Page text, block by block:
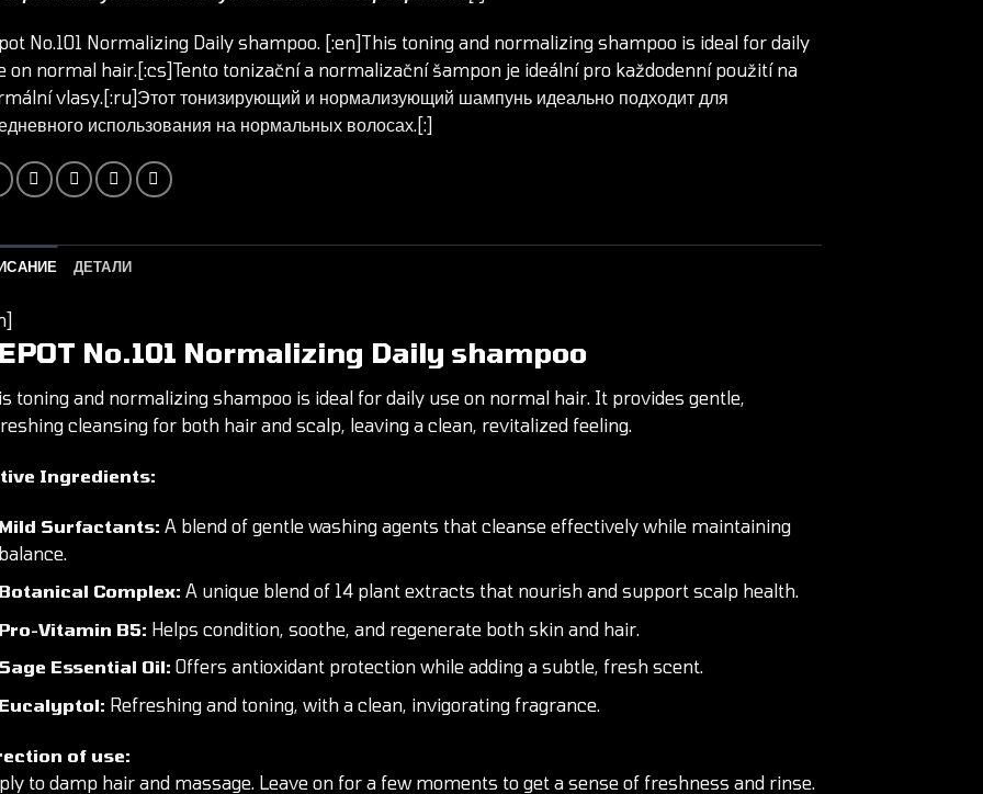
No.101 Normalizing Daily shampoo. [:en]This toning and normalizing shampoois ideal for daily
on normal hair.[:cs]Tento tonizační a normalizační šamponje ideální pro každodenní použití na
vlasy.[:ru]Этот тонизирующий и нормализующий шампуньидеально подходит для
использования на нормальных волосах.[:]
ДЕТАЛИ
No.101 Normalizing Daily shampoo
toning and normalizing shampoois ideal for daily use on normal hair. It provides gentle,
cleansing for both hair and scalp, leaving a clean, revitalized feeling.
Ingredients:
Mild Surfactants: A blend of gentle washing agents that cleanse effectively while maintaining
balance.
Botanical Complex: A unique blend of 14 plant extracts that nourish and support scalp health.
Pro-Vitamin B5: Helps condition, soothe, and regenerate both skin and hair.
Sage Essential Oil: Offers antioxidant protection while adding a subtle, fresh scent.
Eucalyptol: Refreshing and toning, with a clean, invigorating fragrance.
of use:
to damp hair and massage. Leave on for a few moments to get a sense of freshness and rinse.